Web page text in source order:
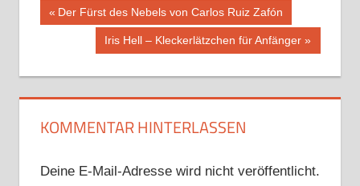
Beitragsnavigation
Vorheriger
Beitrag:
Der Fürst des Nebels von Carlos Ruiz Zafón
Nächster
Iris Hell – Kleckerlätzchen für Anfänger
KOMMENTAR HINTERLASSEN
Deine E-Mail-Adresse wird nicht veröffentlicht.